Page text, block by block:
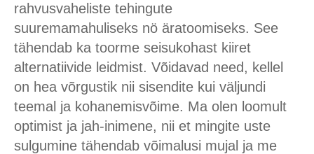
rahvusvaheliste tehingute
suuremamahuliseks nö äratoomiseks. See
tähendab ka toorme seisukohast kiiret
alternatiivide leidmist. Võidavad need, kellel
on hea võrgustik nii sisendite kui väljundi
teemal ja kohanemisvõime. Ma olen loomult
optimist ja jah-inimene, nii et mingite uste
sulgumine tähendab võimalusi mujal ja me